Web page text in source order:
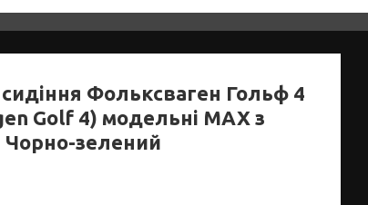
Фольксваген Гольф 4
Golf 4) модельні MAX з
Чорно-зелений